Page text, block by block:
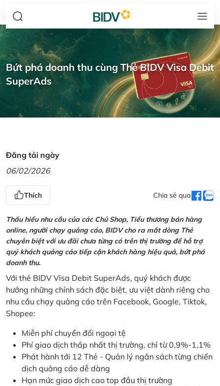
Bứt phá doanh thu cùng Thẻ BIDV Visa Debit
SuperAds
Đăng tải ngày
06/02/2026
Thích Chia sẻ qua
Thấu hiểu nhu cầu của các Chủ Shop, Tiểu thương bán hàng
online, người chạy quảng cáo, BIDV cho ra mắt dòng Thẻ
chuyên biệt với ưu đãi chưa từng có trên thị trường để hỗ trợ
quý khách quảng cáo tiếp cận khách hàng hiệu quả, bứt phá
doanh thu.
Với thẻ BIDV Visa Debit SuperAds, quý khách được
hưởng những chính sách đặc biệt, ưu việt dành riêng cho
nhu cầu chạy quảng cáo trên Facebook, Google, Tiktok,
Shopee:
Miễn phí chuyển đổi ngoại tệ
Phí giao dịch thấp nhất thị trường, chỉ từ 0,9%-1,1%
Phát hành tới 12 Thẻ - Quản lý ngân sách từng chiến
dịch quảng cáo dễ dàng
Hạn mức giao dịch cao top đầu thị trường